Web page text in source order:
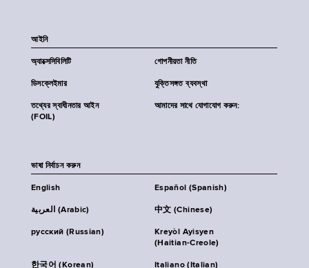
আইনি
অ্যাক্সেসিবিলিটি গোপনীয়তা নীতি
ডিসক্লেইমার যুক্তিসঙ্গত ব্যবস্থা
তথ্যের স্বাধীনতার আইন
(FOIL)
আমাদের সাথে যোগাযোগ করুন:
ভাষা নির্বাচন করুন
English Español (Spanish)
العربية (Arabic) 中文 (Chinese)
русский (Russian)
Kreyòl Ayisyen
(Haitian-Creole)
한국어 (Korean) Italiano (Italian)